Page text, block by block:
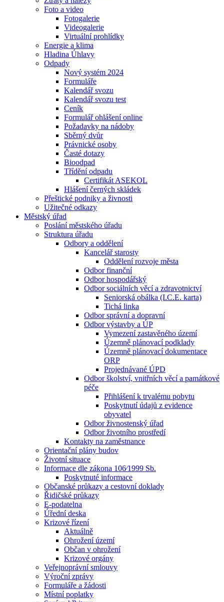
Foto a video
Fotogalerie
Videogalerie
Virtuální prohlídky
Energie a klima
Hladina Úhlavy
Odpady
Nový systém 2024
Formuláře
Kalendář svozu
Kalendář svozu test
Ceník
Formulář ohlášení online
Požadavky na nádoby
Sběrný dvůr
Právnické osoby
Časté dotazy
Bioodpad
Třídění odpadu
Certifikát ASEKOL
Hlášení černých skládek
Přeštické podniky a živnosti
Užitečné odkazy
Městský úřad
Poslání městského úřadu
Struktura úřadu
Odbory a oddělení
Kancelář starosty
Oddělení rozvoje města
Odbor finanční
Odbor hospodářský
Odbor sociálních věcí a zdravotnictví
Seniorská obálka (I.C.E. karta)
Tichá linka
Odbor správní a dopravní
Odbor výstavby a ÚP
Vymezení zastavěného území
Územně plánovací podklady
Územně plánovací dokumentace
ORP
Projednávané ÚPD
Odbor školství, vnitřních věcí a památkové
péče
Přihlášení k trvalému pobytu
Poskytnutí údajů z evidence
obyvatel
Odbor živnostenský úřad
Odbor životního prostředí
Kontakty na zaměstnance
Orientační plány budov
Životní situace
Informace dle zákona 106⁄1999 Sb.
Poskytnuté informace
Občanské průkazy a cestovní doklady
Řidičské průkazy
E-podatelna
Úřední deska
Krizové řízení
Aktuálně
Ohrožení území
Občan v ohrožení
Krizové orgány
Veřejnoprávní smlouvy
Výroční zprávy
Formuláře a žádosti
Místní poplatky